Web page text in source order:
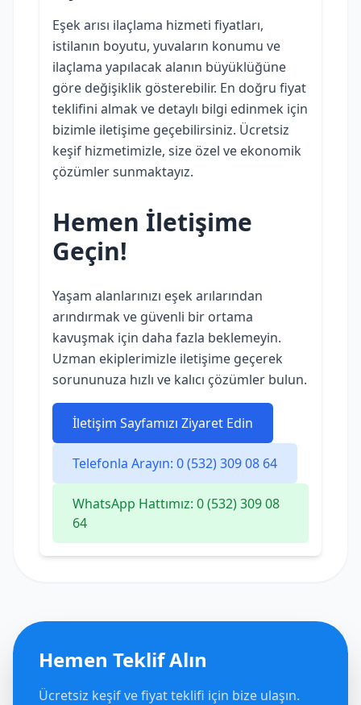
Eşek arısı ilaçlama hizmeti fiyatları,
istilanın boyutu, yuvaların konumu ve
ilaçlama yapılacak alanın büyüklüğüne
göre değişiklik gösterebilir. En doğru fiyat
teklifini almak ve detaylı bilgi edinmek için
bizimle iletişime geçebilirsiniz. Ücretsiz
keşif hizmetimizle, size özel ve ekonomik
çözümler sunmaktayız.
Hemen İletişime
Geçin!
Yaşam alanlarınızı eşek arılarından
arındırmak ve güvenli bir ortama
kavuşmak için daha fazla beklemeyin.
Uzman ekiplerimizle iletişime geçerek
sorununuza hızlı ve kalıcı çözümler bulun.
İletişim Sayfamızı Ziyaret Edin
Telefonla Arayın: 0 (532) 309 08 64
WhatsApp Hattımız: 0 (532) 309 08
64
Hemen Teklif Alın
Ücretsiz keşif ve fiyat teklifi için bize ulaşın.